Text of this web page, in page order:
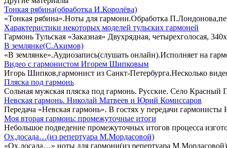
Тонкая рябина(обработка И.Королёва)
«Тонкая рябина».Ноты для гармони.Обработка
Характеристики некоторых моделей тульских гармоней
Гармонь Тульская «Заказная» Двухрядная, четырехголосая,
В землянке(С.Акимов)
«В землянке».Аудиозапись(слушать онлайн).Исполняет на
Видео с гармонистом Игорем Шипковым
Игорь Шипков,гармонист из Санкт-Петербурга.Несколько
Пляска под гармонь
Сольная мужская пляска под гармонь. Русские. Село
Невская гармонь. Николай Матвеев и Юрий Комиссаров
Передача «Невская гармонь». В гостях у передачи
Моя вторая гармонь: промежуточные итоги
Небольшое подведение промежуточных итогов процесса
Ох,досада…(из репертуара М.Мордасовой)
«Ох,досада…» ноты для гармони(из репертуара